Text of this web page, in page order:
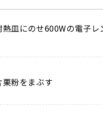
皿にのせ600Wの電子
粉をまぶす